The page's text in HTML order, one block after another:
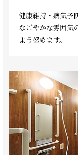
健康維持・病気予
なごやかな雰囲気
よう努めます。